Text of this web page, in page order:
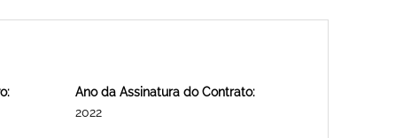
Ano da Assinatura do Contrato:
2022